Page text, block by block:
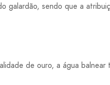
galardão, sendo que a
de ouro, a água